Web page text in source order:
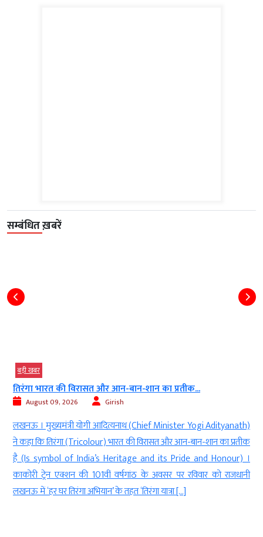
सम्बंधित ख़बरें
बड़ी खबर
तिरंगा भारत की विरासत और आन-बान-शान का प्रतीक...
August 09, 2026 Girish
लखनऊ । मुख्यमंत्री योगी आदित्यनाथ (Chief Minister Yogi Adityanath)
ने कहा कि तिरंगा (Tricolour) भारत की विरासत और आन-बान-शान का प्रतीक
है (Is symbol of India’s Heritage and its Pride and Honour) ।
काकोरी ट्रेन एक्शन की 101वीं वर्षगांठ के अवसर पर रविवार को राजधानी
लखनऊ में ‘हर घर तिरंगा अभियान’ के तहत ‘तिरंगा यात्रा […]